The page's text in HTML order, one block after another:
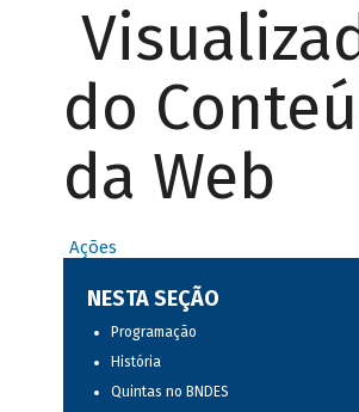
do
da Web
Ações
NESTA SEÇÃO
Programação
História
Quintas no BNDES